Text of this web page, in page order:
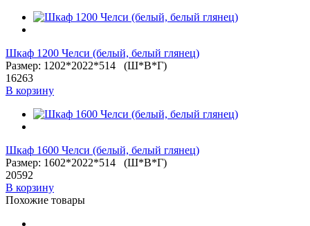
Шкаф 1200 Челси (белый, белый глянец)
Размер: 1202*2022*514 (Ш*В*Г)
16263
В корзину
Шкаф 1600 Челси (белый, белый глянец)
Размер: 1602*2022*514 (Ш*В*Г)
20592
В корзину
Похожие товары